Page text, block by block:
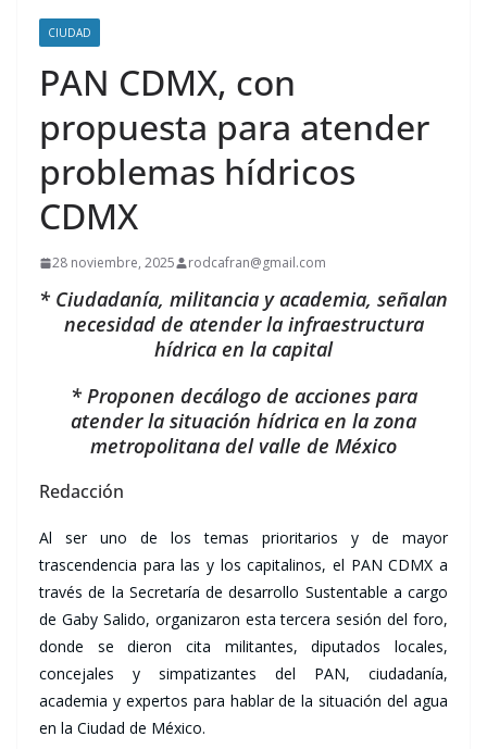
CIUDAD
PAN CDMX, con
propuesta para atender
problemas hídricos
CDMX
28 noviembre, 2025 rodcafran@gmail.com
* Ciudadanía, militancia y academia, señalan
necesidad de atender la infraestructura
hídrica en la capital
* Proponen decálogo de acciones para
atender la situación hídrica en la zona
metropolitana del valle de México
Redacción
Al ser uno de los temas prioritarios y de mayor
trascendencia para las y los capitalinos, el PAN CDMX a
través de la Secretaría de desarrollo Sustentable a cargo
de Gaby Salido, organizaron esta tercera sesión del foro,
donde se dieron cita militantes, diputados locales,
concejales y simpatizantes del PAN, ciudadanía,
academia y expertos para hablar de la situación del agua
en la Ciudad de México.